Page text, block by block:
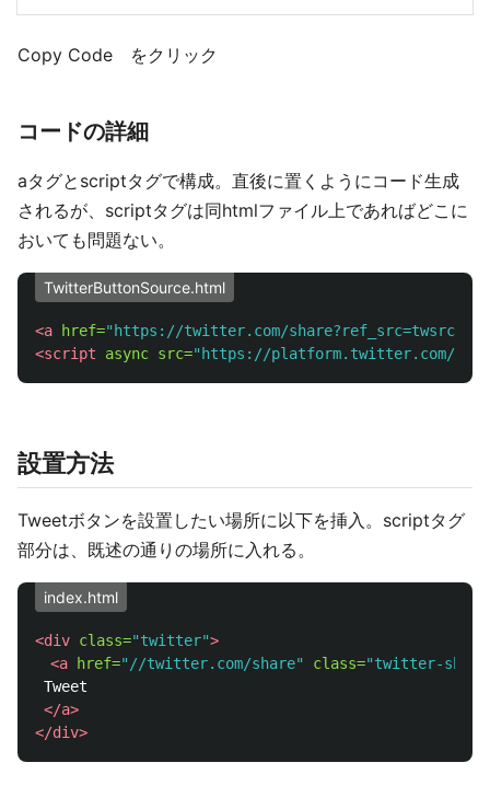
Copy Code をクリック
コードの詳細
aタグとscriptタグで構成。直後に置くようにコード生成
されるが、scriptタグは同htmlファイル上であればどこに
おいても問題ない。
TwitterButtonSource.html
<a href="https://twitter.com/
<script async src="https://platform.twitter.com/
設置方法
Tweetボタンを設置したい場所に以下を挿入。scriptタグ
部分は、既述の通りの場所に入れる。
index.html
<div class="twitter">
<a
href="//twitter.com/share" class="twitter-
Tweet
</a>
</div>